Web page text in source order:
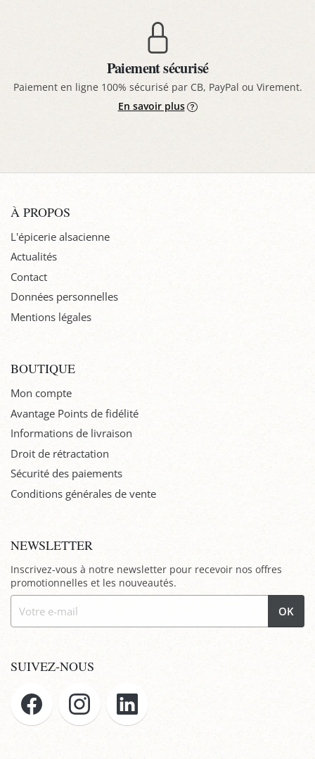
Paiement sécurisé
Paiement en ligne 100% sécurisé par CB, PayPal ou Virement.
En savoir plus
À PROPOS
L'épicerie alsacienne
Actualités
Contact
Données personnelles
Mentions légales
BOUTIQUE
Mon compte
Avantage Points de fidélité
Informations de livraison
Droit de rétractation
Sécurité des paiements
Conditions générales de vente
NEWSLETTER
Inscrivez-vous à notre newsletter pour recevoir nos offres
promotionnelles et les nouveautés.
OK
SUIVEZ-NOUS